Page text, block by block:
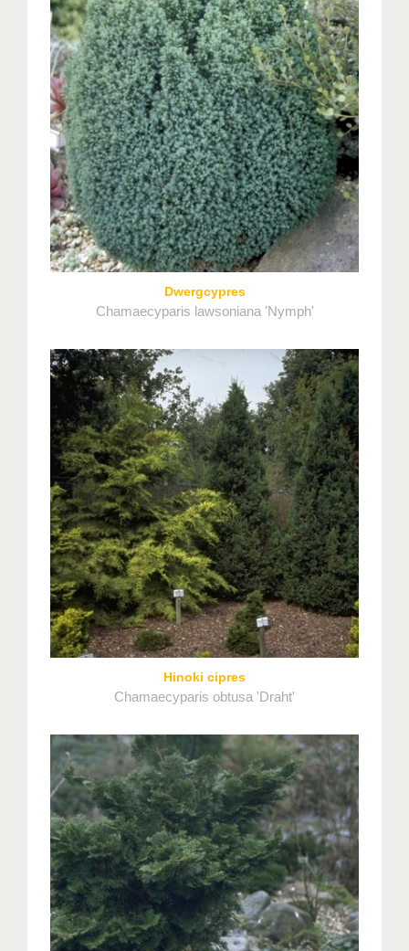
Dwergcypres
Chamaecyparis lawsoniana 'Nymph'
Hinoki cipres
Chamaecyparis obtusa 'Draht'